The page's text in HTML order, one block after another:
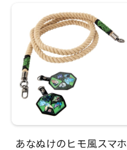
あなぬけのヒモ風スマホ